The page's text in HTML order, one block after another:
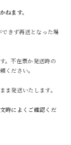
ねます。
きず再送となった場
。不在票か発送時の
ください。
ま発送いたします。
時によくご確認くだ